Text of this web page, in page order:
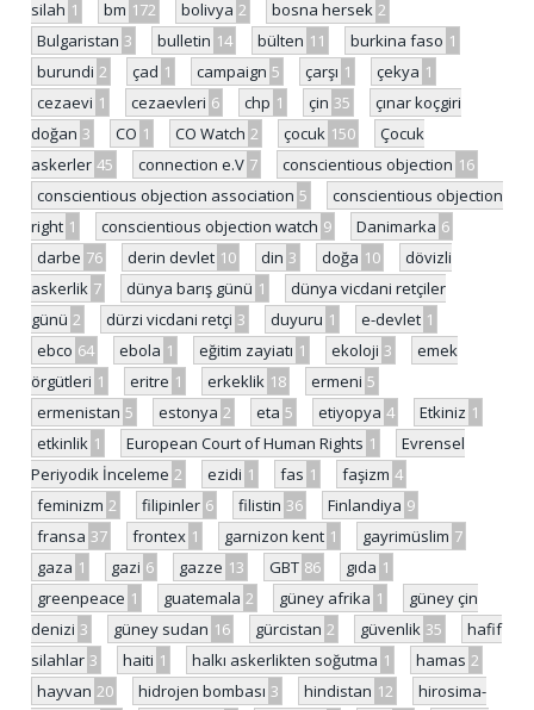
silah 1 bm 172 bolivya 2 bosna hersek 2
Bulgaristan 3 bulletin 14 bülten 11 burkina faso 1
burundi 2 çad 1 campaign 5 çarşı 1 çekya 1
cezaevi 1 cezaevleri 6 chp 1 çin 35
çınar koçgiri
doğan 3 CO 1 CO Watch 2 çocuk 150
Çocuk
askerler 45 connection e.V 7 conscientious objection 16
conscientious objection association 5
conscientious objection
right 1 conscientious objection watch 9 Danimarka 6
darbe 76 derin devlet 10 din 3 doğa 10
dövizli
askerlik 7 dünya barış günü 1
dünya vicdani retçiler
günü 2 dürzi vicdani retçi 3 duyuru 1 e-devlet 1
ebco 64 ebola 1 eğitim zayiatı 1 ekoloji 3
emek
örgütleri 1 eritre 1 erkeklik 18 ermeni 5
ermenistan 5 estonya 2 eta 5 etiyopya 4 Etkiniz 1
etkinlik 1 European Court of Human Rights 1
Evrensel
Periyodik İnceleme 2 ezidi 1 fas 1 faşizm 4
feminizm 2 filipinler 6 filistin 36 Finlandiya 9
fransa 37 frontex 1 garnizon kent 1 gayrimüslim 7
gaza 1 gazi 6 gazze 13 GBT 86 gıda 1
greenpeace 1 guatemala 2 güney afrika 1
güney çin
denizi 3 güney sudan 16 gürcistan 2 güvenlik 35
hafif
silahlar 3 haiti 1 halkı askerlikten soğutma 1 hamas 2
hayvan 20 hidrojen bombası 3 hindistan 12
hirosima-